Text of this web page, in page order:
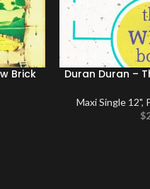
Brick Duran Duran –
Maxi Single 12",
$